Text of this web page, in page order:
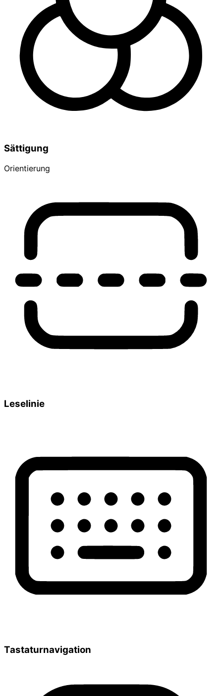
Sättigung
Orientierung
Leselinie
Tastaturnavigation